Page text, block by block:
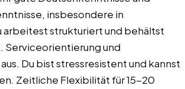
insbesondere in
arbeitest strukturiert und behältst
Serviceorientierung und
Du bist stressresistent und kannst
Zeitliche Flexibilität für 15-20